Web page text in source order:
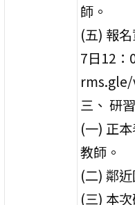
師。
(五) 報
7日12
rms.gle/
三、 研
(一) 正
教師。
(二) 鄰
(三) 本